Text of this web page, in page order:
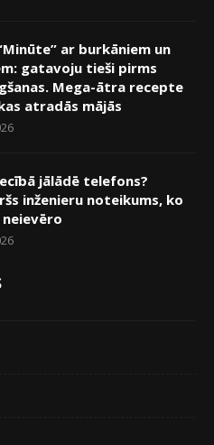
ar burkāniem un
gatavoju tieši pirms
Mega-ātra recepte
atradās mājās
jālādē telefons?
inženieru noteikums, ko